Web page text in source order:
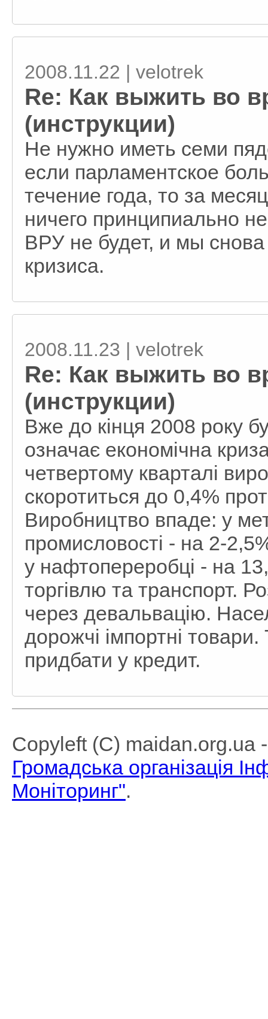
2008.11.22 | velotrek
Re: Как выжить во
(инструкции)
Не нужно иметь семи
если парламентское
течение года, то за
ничего принципиально
ВРУ не будет, и мы
кризиса.
2008.11.23 | velotrek
Re: Как выжить во
(инструкции)
Вже до кінця 2008 року
означає економічна
четвертому кварталі
скоротиться до 0,4%
Виробництво впаде: у
промисловості - на 2-
у нафтопереробці - на
торгівлю та транспорт.
через девальвацію.
дорожчі імпортні
придбати у кредит.
Copyleft (C) maidan.org.ua
Громадська організація
Моніторинг".